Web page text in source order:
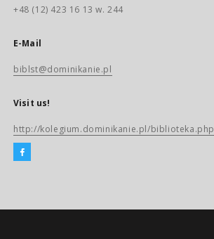
+48 (12) 423 16 13 w. 244
E-Mail
biblst@dominikanie.pl
Visit us!
http://kolegium.dominikanie.pl/biblioteka.php